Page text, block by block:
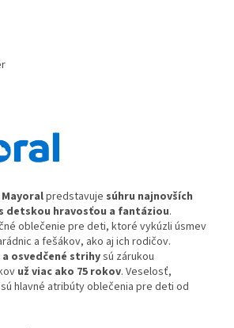
yoralpredstavuje súhru najnovších
detskou hravosťou a fantáziou.
oblečenie pre deti, ktoré vykúzli úsmev
a fešákov, ako aj ich rodičov.
osvedčené strihysú zárukou
už viac ako 75 rokov. Veselosť,
hlavné atribúty oblečenia pre deti od